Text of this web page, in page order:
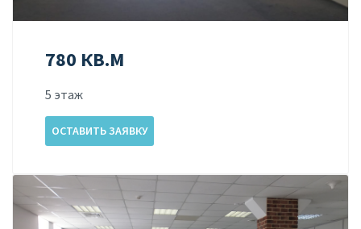
780 КВ.М
5 этаж
ОСТАВИТЬ ЗАЯВКУ